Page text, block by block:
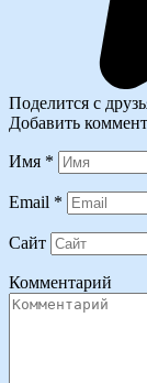
Поделится с
Добавить
Имя *
Email *
Сайт
Комментарий